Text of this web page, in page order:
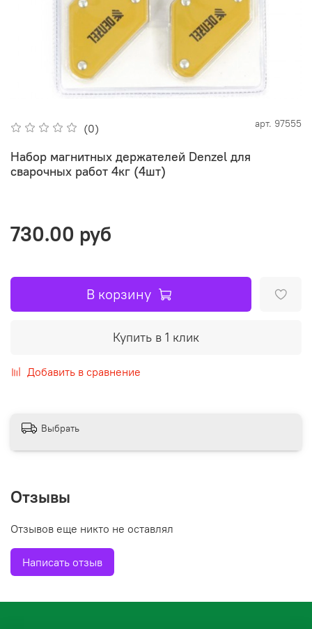
(0) арт. 97555
Набор магнитных держателей Denzel для
сварочных работ 4кг (4шт)
730.00 руб
В корзину
Купить в 1 клик
Добавить в сравнение
Выбрать
Отзывы
Отзывов еще никто не оставлял
Написать отзыв